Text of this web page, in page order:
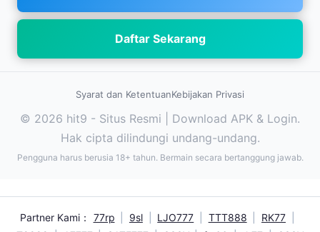
Daftar Sekarang
Syarat dan KetentuanKebijakan Privasi
© 2026 hit9 - Situs Resmi | Download APK & Login.
Hak cipta dilindungi undang-undang.
Pengguna harus berusia 18+ tahun. Bermain secara bertanggung jawab.
Partner Kami： 77rp 9sl LJO777 TTT888 RK77